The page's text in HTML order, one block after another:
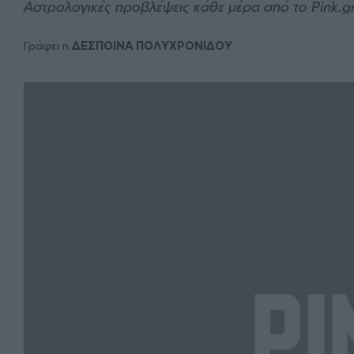
Αστρολογικές προβλέψεις κάθε μέρα από το
Γράφει η ΔΕΣΠΟΙΝΑ ΠΟΛΥΧΡΟΝΙΔΟΥ